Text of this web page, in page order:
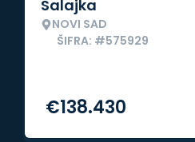
Salajka
NOVI SAD
ŠIFRA: #575929
€138.430